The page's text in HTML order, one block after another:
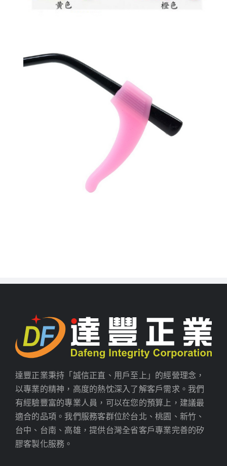
達豐正業秉持「誠信正直、用戶至上」的經營理念，
以專業的精神，高度的熱忱深入了解客戶需求。我們
有經驗豐富的專業人員，可以在您的預算上，建議最
適合的品項。我們服務客群位於台北、桃園、新竹、
台中、台南、高雄，提供台灣全省客戶專業完善的矽
膠客製化服務。